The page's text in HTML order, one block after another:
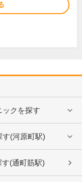
クを探す
(河原町駅)
(通町筋駅)